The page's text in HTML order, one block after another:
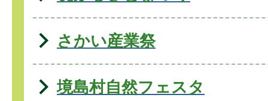
さかい産業祭
境島村自然フェスタ